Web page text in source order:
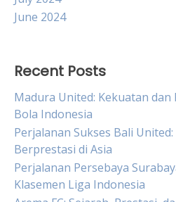
June 2024
Recent Posts
Madura United: Kekuatan dan
Bola Indonesia
Perjalanan Sukses Bali
Berprestasi di Asia
Perjalanan Persebaya
Klasemen Liga Indonesia